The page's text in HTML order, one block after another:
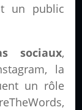
un public
sociaux,
la
un rôle